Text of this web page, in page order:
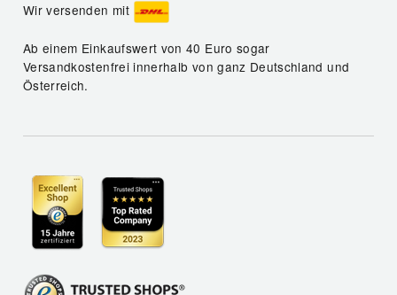
Wir versenden mit
Ab einem Einkaufswert von 40 Euro sogar
Versandkostenfrei innerhalb von ganz Deutschland und
Österreich.